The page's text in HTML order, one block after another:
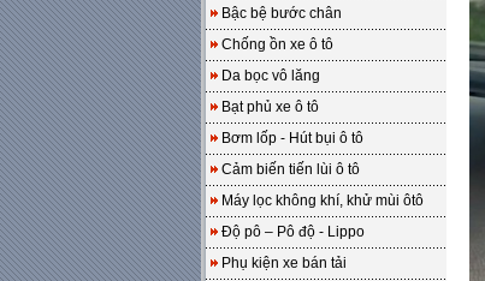
Bậc bệ bước chân
Chống ồn xe ô tô
Da bọc vô lăng
Bạt phủ xe ô tô
Bơm lốp - Hút bụi ô tô
Cảm biến tiến lùi ô tô
Máy lọc không khí, khử mùi ôtô
Độ pô – Pô độ - Lippo
Phụ kiện xe bán tải